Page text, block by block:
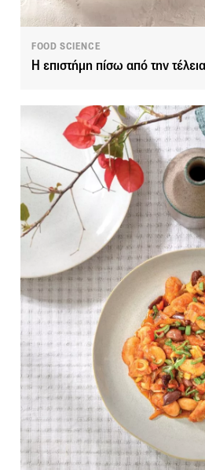
FOOD SCIENCE
Η επιστήμη πίσω από την